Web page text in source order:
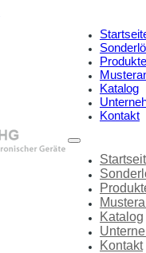
Produkte
Katalog
Kontakt
Katalog
Kontakt